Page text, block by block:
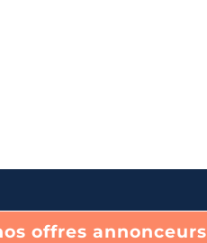
offres annonceurs